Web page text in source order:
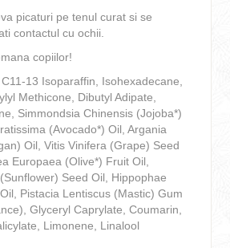
picaturi pe tenul curat si se
contactul cu ochii.
copiilor!
13 Isoparaffin, Isohexadecane,
Methicone, Dibutyl Adipate,
Simmondsia Chinensis (Jojoba*)
(Avocado*) Oil, Argania
Oil, Vitis Vinifera (Grape) Seed
Europaea (Olive*) Fruit Oil,
Seed Oil, Hippophae
Pistacia Lentiscus (Mastic) Gum
Glyceryl Caprylate, Coumarin,
Limonene, Linalool